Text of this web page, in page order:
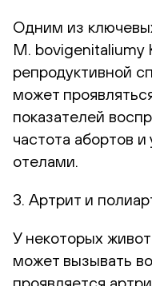
Одним из
М. bovigenitaliumу
репродуктивной
может
показателей
частота абортов
отелами.
3. Артрит и
У некоторых
может вызывать
проявляется